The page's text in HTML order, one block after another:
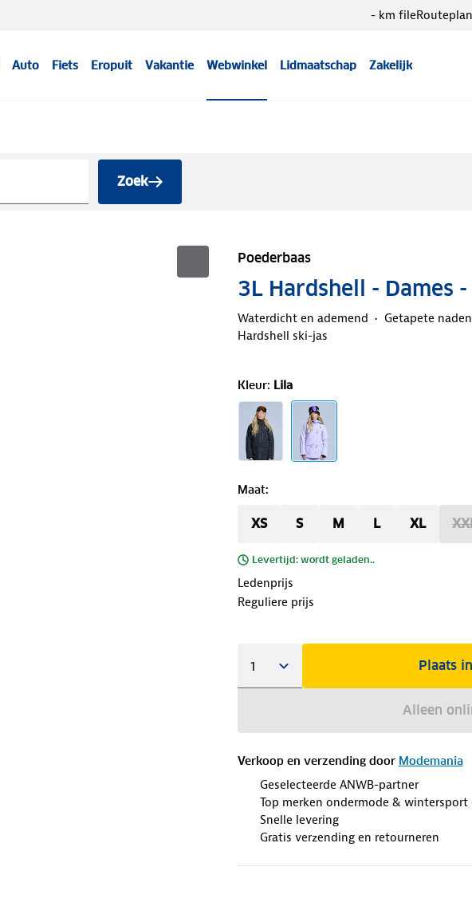
Auto Fiets Eropuit Vakantie Webwinkel Lidmaatschap Zakelijk
- km file
Zoek
Poederbaas
3L Hardshell - Dames
Waterdicht en ademend Getapete naden
Hardshell ski-jas
Kleur: Lila
Maat:
XS S M L XL
Levertijd: wordt geladen..
Ledenprijs
Reguliere prijs
Plaats
Alleen
Verkoop en verzending door Modemania
Geselecteerde ANWB-partner
Top merken ondermode &
Snelle levering
Gratis verzending en retourneren